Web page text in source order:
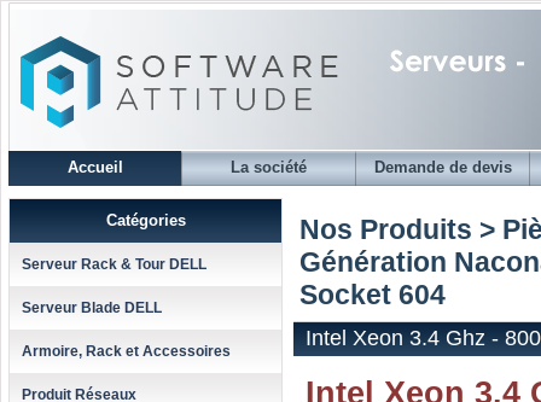
Accueil La société Demande de devis
Catégories
Serveur Rack & Tour DELL
Serveur Blade DELL
Armoire, Rack et Accessoires
Produit Réseaux
Nos Produits >
Génération
Socket 604
Intel Xeon 3.4 Ghz -
Intel Xeon 3.4